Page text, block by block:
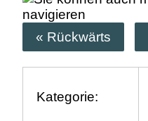
« Rückwärts
Kategorie: